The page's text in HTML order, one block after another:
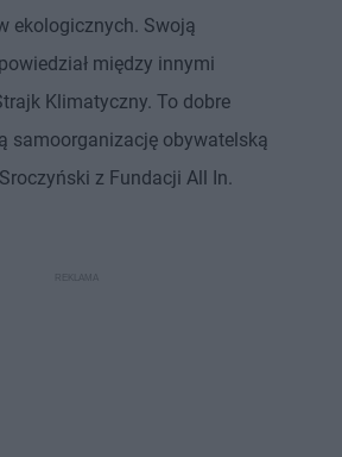
ekologicznych. Swoją
między innymi
Klimatyczny. To dobre
samoorganizację obywatelską
z Fundacji All In.